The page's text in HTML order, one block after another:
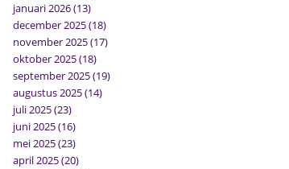
januari 2026(13)
december 2025(18)
november 2025(17)
oktober 2025(18)
september 2025(19)
augustus 2025(14)
juli 2025(23)
juni 2025(16)
mei 2025(23)
april 2025(20)